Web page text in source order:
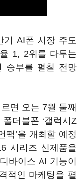
기 AI폰 시장 주도
1, 2위를 다투는
승부를 펼칠 전망
면 오는 7월 둘째
더블폰 ‘갤럭시Z
팩’을 개최할 예정
시리즈 신제품을
바이스 AI 기능이
적인 마케팅을 펼